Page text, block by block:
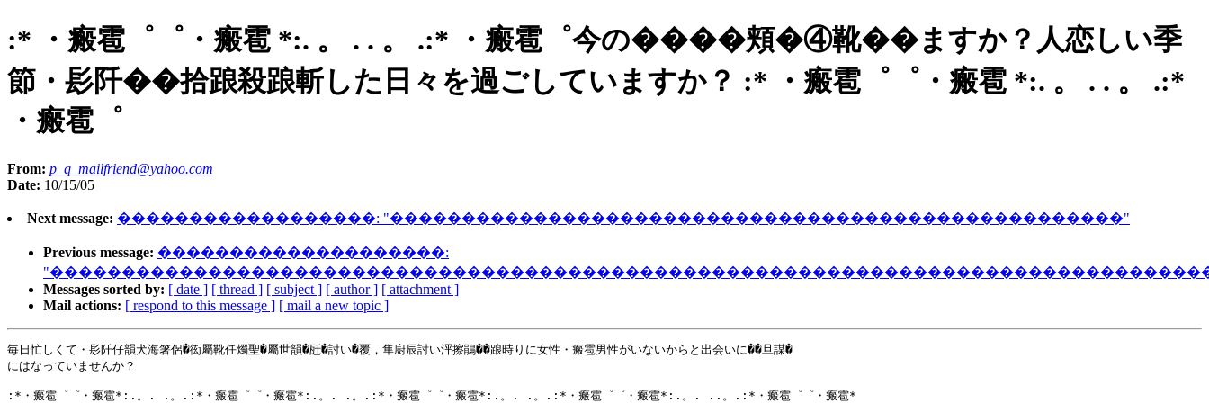
:* ・瘢雹゜゜・瘢雹 *:. 。 . . 。 .:* ・瘢雹゜今の����頬�④靴��ますか？人恋しい季
節・髟阡��拾踉殺踉斬した日々を過ごしていますか？ :* ・瘢雹゜゜・瘢雹 *:. 。 . . 。 .:*
・瘢雹゜
From: p_q_mailfriend@yahoo.com
Date: 10/15/05
Next message: ������������������: "���������������������������������������������������"
Previous message: ��������������������:
Messages sorted by: [ date ] [ thread ] [ subject ] [ author ] [ attachment ]
Mail actions: [ respond to this message ] [ mail a new topic ]
毎日忙しくて・髟阡仔韻犬海箸侶�衒屬靴任燭聖�屬世韻�瓩�討い�覆，隼廚辰討い泙擦鵑��踉時りに女性・瘢雹男性がいないからと出会いに��旦謀�
にはなっていませんか？
:*・瘢雹゜゜・瘢雹*:.。. .。.:*・瘢雹゜゜・瘢雹*:.。. .。.:*・瘢雹゜゜・瘢雹*:.。. .。.:*・瘢雹゜゜・瘢雹*:.。. ..。.:*・瘢雹゜゜・瘢雹*